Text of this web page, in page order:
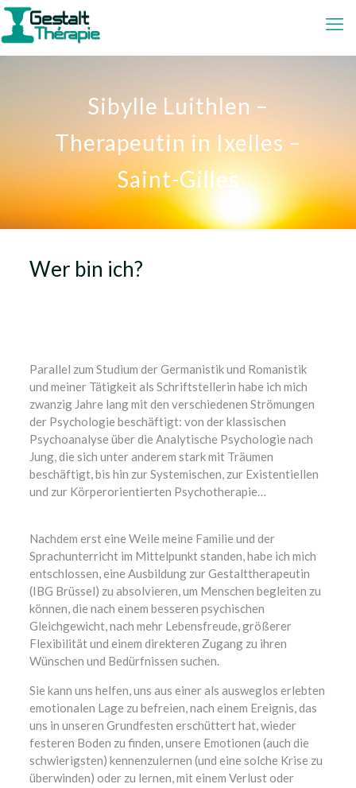
Sibylle Luithlen –
Therapeutin in Ixelles –
Saint-Gilles
Wer bin ich?
Parallel zum Studium der Germanistik und Romanistik
und meiner Tätigkeit als Schriftstellerin habe ich mich
zwanzig Jahre lang mit den verschiedenen Strömungen
der Psychologie beschäftigt: von der klassischen
Psychoanalyse über die Analytische Psychologie nach
Jung, die sich unter anderem stark mit Träumen
beschäftigt, bis hin zur Systemischen, zur Existentiellen
und zur Körperorientierten Psychotherapie…
Nachdem erst eine Weile meine Familie und der
Sprachunterricht im Mittelpunkt standen, habe ich mich
entschlossen, eine Ausbildung zur Gestalttherapeutin
(IBG Brüssel) zu absolvieren, um Menschen begleiten zu
können, die nach einem besseren psychischen
Gleichgewicht, nach mehr Lebensfreude, größerer
Flexibilität und einem direkteren Zugang zu ihren
Wünschen und Bedürfnissen suchen.
Sie kann uns helfen, uns aus einer als ausweglos erlebten
emotionalen Lage zu befreien, nach einem Ereignis, das
uns in unseren Grundfesten erschüttert hat, wieder
festeren Boden zu finden, unsere Emotionen (auch die
schwierigsten) kennenzulernen (und eine solche Krise zu
überwinden) oder zu lernen, mit einem Verlust oder